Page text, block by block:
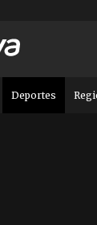
Deportes